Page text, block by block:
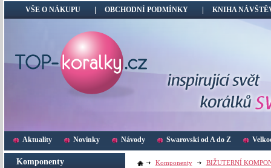
VŠE O NÁKUPU OBCHODNÍ PODMÍNKY KNIHA
Aktuality Novinky Návody Swarovski od A do Z
Komponenty Komponenty BIŽUTERNÍ